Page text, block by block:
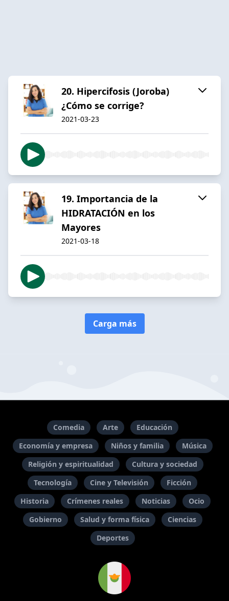
20. Hipercifosis (Joroba)
¿Cómo se corrige?
2021-03-23
19. Importancia de la
HIDRATACIÓN en los
Mayores
2021-03-18
Carga más
Comedia Arte
Educación
Economía y empresa
Niños y familia
Música
Religión y espiritualidad
Cultura y sociedad
Tecnología
Cine y Televisión
Ficción
Historia
Crímenes reales Noticias
Ocio
Gobierno
Salud y forma física
Ciencias
Deportes